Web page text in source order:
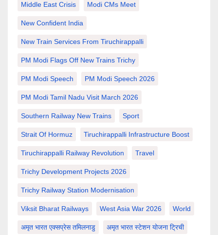
Middle East Crisis Modi CMs Meet
New Confident India
New Train Services From Tiruchirappalli
PM Modi Flags Off New Trains Trichy
PM Modi Speech PM Modi Speech 2026
PM Modi Tamil Nadu Visit March 2026
Southern Railway New Trains Sport
Strait Of Hormuz Tiruchirappalli Infrastructure Boost
Tiruchirappalli Railway Revolution Travel
Trichy Development Projects 2026
Trichy Railway Station Modernisation
Viksit Bharat Railways West Asia War 2026 World
अमृत भारत एक्सप्रेस तमिलनाडु अमृत भारत स्टेशन योजना ट्रिची